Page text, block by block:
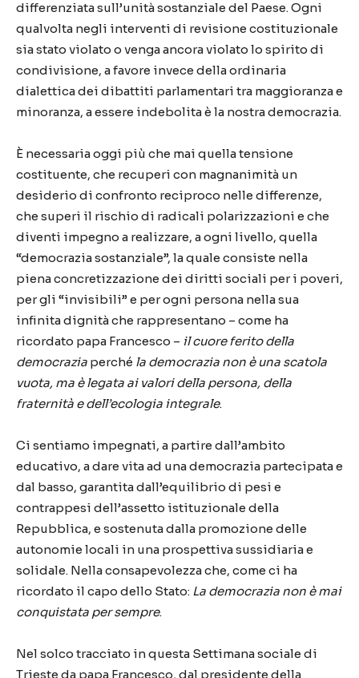
differenziata sull’unità sostanziale del Paese. Ogni
qualvolta negli interventi di revisione costituzionale
sia stato violato o venga ancora violato lo spirito di
condivisione, a favore invece della ordinaria
dialettica dei dibattiti parlamentari tra maggioranza e
minoranza, a essere indebolita è la nostra democrazia.
È necessaria oggi più che mai quella tensione
costituente, che recuperi con magnanimità un
desiderio di confronto reciproco nelle differenze,
che superi il rischio di radicali polarizzazioni e che
diventi impegno a realizzare, a ogni livello, quella
“democrazia sostanziale”, la quale consiste nella
piena concretizzazione dei diritti sociali per i poveri,
per gli “invisibili” e per ogni persona nella sua
infinita dignità che rappresentano – come ha
ricordato papa Francesco – il cuore ferito della
democrazia perché la democrazia non è una scatola
vuota, ma è legata ai valori della persona, della
fraternità e dell’ecologia integrale.
Ci sentiamo impegnati, a partire dall’ambito
educativo, a dare vita ad una democrazia partecipata e
dal basso, garantita dall’equilibrio di pesi e
contrappesi dell’assetto istituzionale della
Repubblica, e sostenuta dalla promozione delle
autonomie locali in una prospettiva sussidiaria e
solidale. Nella consapevolezza che, come ci ha
ricordato il capo dello Stato: La democrazia non è mai
conquistata per sempre.
Nel solco tracciato in questa Settimana sociale di
Trieste da papa Francesco, dal presidente della